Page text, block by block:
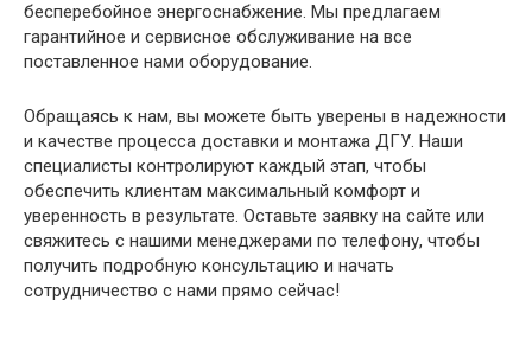
бесперебойное энергоснабжение. Мы предлагаем
гарантийное и сервисное обслуживание на все
поставленное нами оборудование.
Обращаясь к нам, вы можете быть уверены в надежности
и качестве процесса доставки и монтажа ДГУ. Наши
специалисты контролируют каждый этап, чтобы
обеспечить клиентам максимальный комфорт и
уверенность в результате. Оставьте заявку на сайте или
свяжитесь с нашими менеджерами по телефону, чтобы
получить подробную консультацию и начать
сотрудничество с нами прямо сейчас!